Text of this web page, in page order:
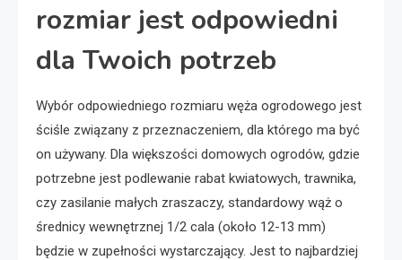
rozmiar jest odpowiedni
dla Twoich potrzeb
Wybór odpowiedniego rozmiaru węża ogrodowego jest
ściśle związany z przeznaczeniem, dla którego ma być
on używany. Dla większości domowych ogrodów, gdzie
potrzebne jest podlewanie rabat kwiatowych, trawnika,
czy zasilanie małych zraszaczy, standardowy wąż o
średnicy wewnętrznej 1/2 cala (około 12-13 mm)
będzie w zupełności wystarczający. Jest to najbardziej